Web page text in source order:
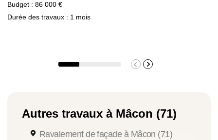
cheminée.
sur mesure, rénovation des revêtements muraux et
Rénovation de cuisine
Budget : 86 000 €
Durée des travaux : 1 mois
Autres travaux à Mâcon (71)
Ravalement de façade à Mâcon (71)